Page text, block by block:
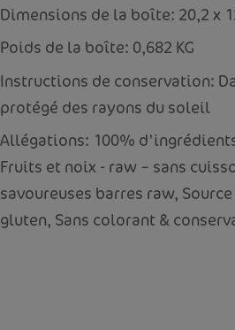
Dimensions de la boîte: 20,2 x
Poids de la boîte: 0,682 KG
Instructions de conservation:
protégé des rayons du soleil
Allégations: 100%
Fruits et noix - raw – sans
savoureuses barres raw,
gluten, Sans colorant &